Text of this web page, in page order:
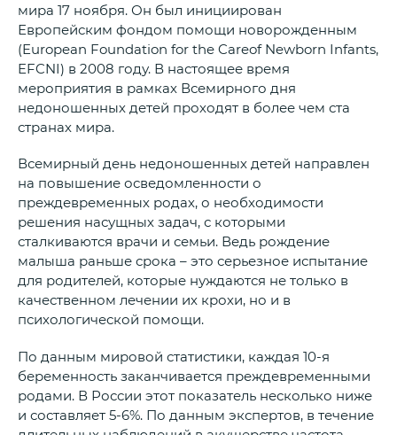
мира 17 ноября. Он был инициирован
Европейским фондом помощи новорожденным
(European Foundation for the Careof Newborn Infants,
EFCNI) в 2008 году. В настоящее время
мероприятия в рамках Всемирного дня
недоношенных детей проходят в более чем ста
странах мира.
Всемирный день недоношенных детей направлен
на повышение осведомленности о
преждевременных родах, о необходимости
решения насущных задач, с которыми
сталкиваются врачи и семьи. Ведь рождение
малыша раньше срока – это серьезное испытание
для родителей, которые нуждаются не только в
качественном лечении их крохи, но и в
психологической помощи.
По данным мировой статистики, каждая 10-я
беременность заканчивается преждевременными
родами. В России этот показатель несколько ниже
и составляет 5-6%. По данным экспертов, в течение